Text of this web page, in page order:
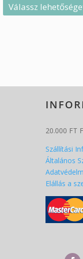
Válassz
20.000 FT
Szállítási
Általános
Elállás a